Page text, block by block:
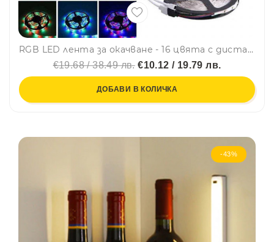
RGB LED лента за окачване - 16 цвята с дистанционно, идеална за приятна атмосфера 5W, IP 65
€19.68 / 38.49 лв.€10.12 / 19.79 лв.
ДОБАВИ В КОЛИЧКА
-43%